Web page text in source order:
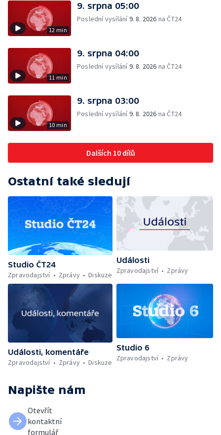
12 min
9. srpna 05:00
Poslední vysílání9. 8. 2026 na ČT24
11 min
9. srpna 04:00
Poslední vysílání9. 8. 2026 na ČT24
10 min
9. srpna 03:00
Poslední vysílání9. 8. 2026 na ČT24
Dalších 10 dílů
Ostatní také sledují
Studio ČT24
Zpravodajství
Zprávy Diskuze
Události
Zpravodajství
Zprávy
Události, komentáře
Zpravodajství
Zprávy Diskuze
Studio 6
Zpravodajství
Zprávy
Napište nám
Otevřít
kontaktní
formulář